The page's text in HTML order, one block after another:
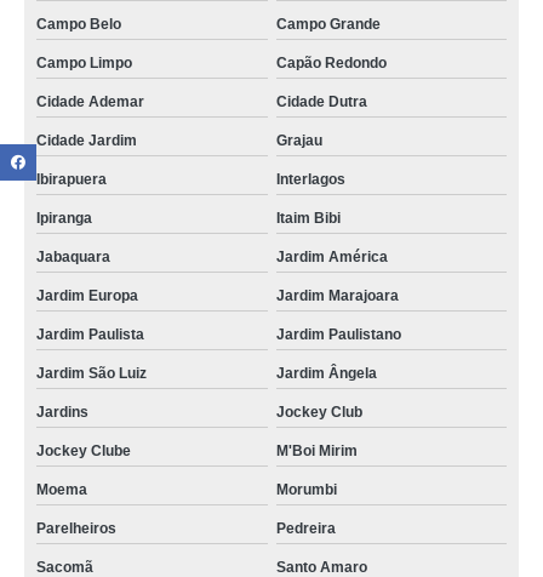
Campo Belo Campo Grande
Campo Limpo Capão Redondo
Cidade Ademar Cidade Dutra
Cidade Jardim Grajau
Ibirapuera Interlagos
Ipiranga Itaim Bibi
Jabaquara Jardim América
Jardim Europa Jardim Marajoara
Jardim Paulista Jardim Paulistano
Jardim São Luiz Jardim Ângela
Jardins Jockey Club
Jockey Clube M'Boi Mirim
Moema Morumbi
Parelheiros Pedreira
Sacomã Santo Amaro